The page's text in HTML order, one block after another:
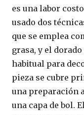
es una labor
usado dos
que se emplea
grasa, y el
habitual para
pieza se cubre
una preparación
una capa de bol.